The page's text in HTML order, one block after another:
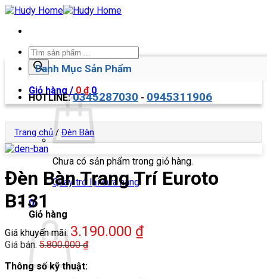
Bỏ
Tìm
kiếm
sản
phẩm
Giỏ hàng /0₫ 0
Chưa có sản phẩm trong giỏ hàng.
Quay trở lại cửa hàng
0
Giỏ hàng
Danh Mục Sản Phẩm
HOTLINE:0345287030 - 0945311906
Trang chủ / Đèn Bàn
Đèn Bàn Trang Trí Euroto
B131
Giá khuyến mãi: 3.190.000 ₫
Giá bán: 5.800.000₫
Thông số kỹ thuật: